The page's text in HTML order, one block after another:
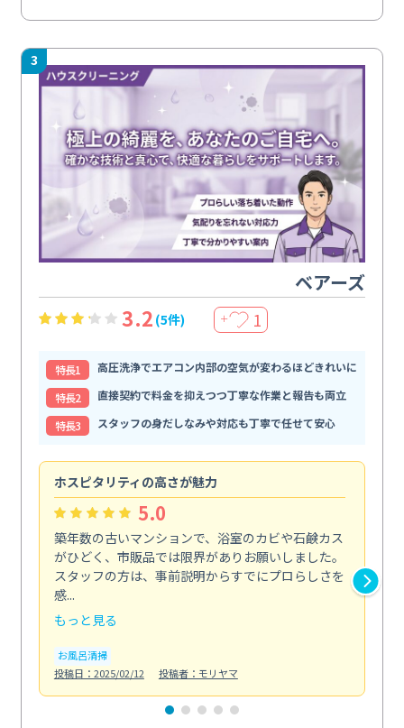
3
ベアーズ
3.2 (5件) ＋ 1
特⻑1
高圧洗浄でエアコン内部の空気が変わるほどきれいに
特⻑2
直接契約で料金を抑えつつ丁寧な作業と報告も両立
特⻑3
スタッフの身だしなみや対応も丁寧で任せて安心
ホスピタリティの高さが魅力
5.0
築年数の古いマンションで、浴室のカビや石鹸カス
がひどく、市販品では限界がありお願いしました。
スタッフの方は、事前説明からすでにプロらしさを
感...
もっと見る
お風呂清掃
投稿日：2025/02/12
投稿者：モリヤマ